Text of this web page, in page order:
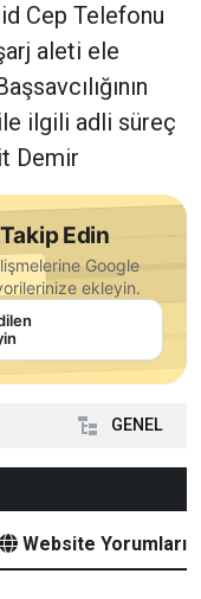
Cep Telefonu
aleti ele
ilgili adli süreç
Demir
Edin
Google
ekleyin.
GENEL
Website Yorumları